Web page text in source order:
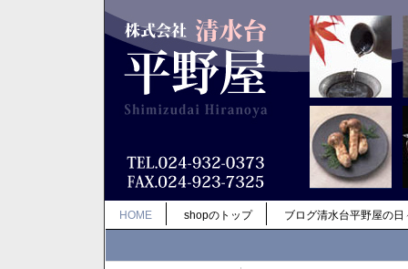
HOME shopのトップ ブログ清水台平野屋の日